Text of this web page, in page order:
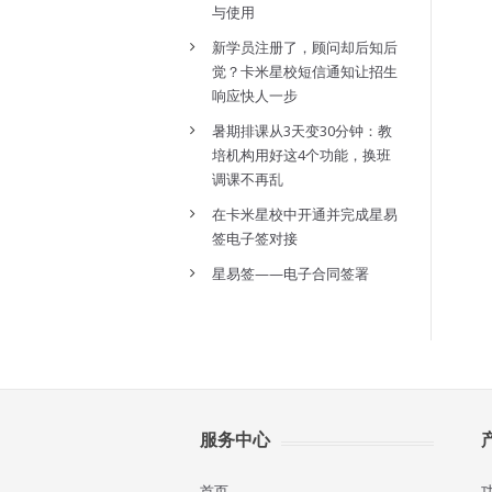
与使用
新学员注册了，顾问却后知后
觉？卡米星校短信通知让招生
响应快人一步
暑期排课从3天变30分钟：教
培机构用好这4个功能，换班
调课不再乱
在卡米星校中开通并完成星易
签电子签对接
星易签——电子合同签署
服务中心